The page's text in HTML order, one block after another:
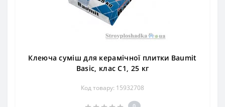
Клеюча суміш для керамічної плитки Baumit
Basic, клас С1, 25 кг
Код товару: 15932708